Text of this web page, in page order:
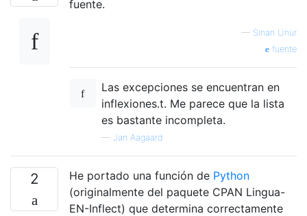
fuente.
— Sinan Ünür
fuente
Las excepciones se encuentran en
inflexiones.t. Me parece que la lista
es bastante incompleta.
— Jan Aagaard
2 He portado una función de Python
(originalmente del paquete CPAN Lingua-
EN-Inflect) que determina correctamente